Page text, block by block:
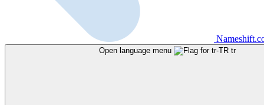
Open language menu tr